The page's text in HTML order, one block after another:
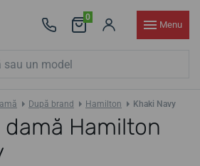
0
Menu
După brand Hamilton Khaki Navy
damă Hamilton